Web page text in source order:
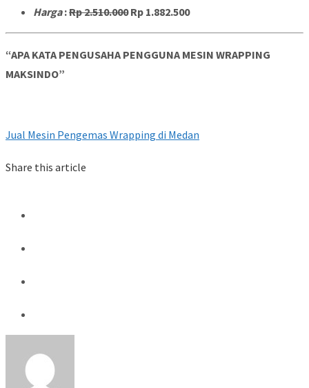
Harga :Rp 2.510.000Rp 1.882.500
“APA KATA PENGUSAHA PENGGUNA MESIN WRAPPING
MAKSINDO”
Jual Mesin Pengemas Wrapping di Medan
Share this article